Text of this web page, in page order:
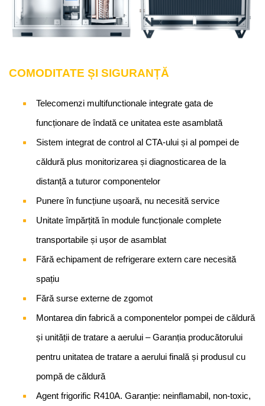
COMODITATE ȘI SIGURANȚĂ
Telecomenzi multifunctionale integrate gata de
funcționare de îndată ce unitatea este asamblată
Sistem integrat de control al CTA-ului și al pompei de
căldură plus monitorizarea și diagnosticarea de la
distanță a tuturor componentelor
Punere în funcțiune ușoară, nu necesită service
Unitate împărțită în module funcționale complete
transportabile și ușor de asamblat
Fără echipament de refrigerare extern care necesită
spațiu
Fără surse externe de zgomot
Montarea din fabrică a componentelor pompei de căldură
și unității de tratare a aerului – Garanția producătorului
pentru unitatea de tratare a aerului finală și produsul cu
pompă de căldură
Agent frigorific R410A. Garanție: neinflamabil, non-toxic,